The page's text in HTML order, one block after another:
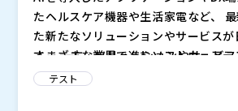
たヘルスケア機器や生活家電など、
た新たなソリューションやサービス
す。 一方、ソリューションやサービ
業界、外食業界、ヘルスケア業界や関
さまざまな業界で進むソフトウェア
しかしながら、そのメリットを十分に
テスト